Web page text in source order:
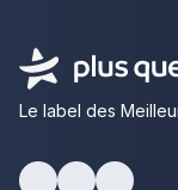
Le label des